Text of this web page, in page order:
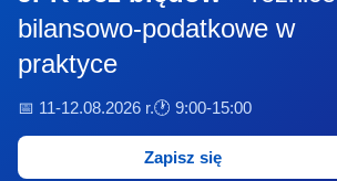
bilansowo-podatkowe w
praktyce
📅 11-12.08.2026 r.🕐 9:00-15:00
Zapisz się